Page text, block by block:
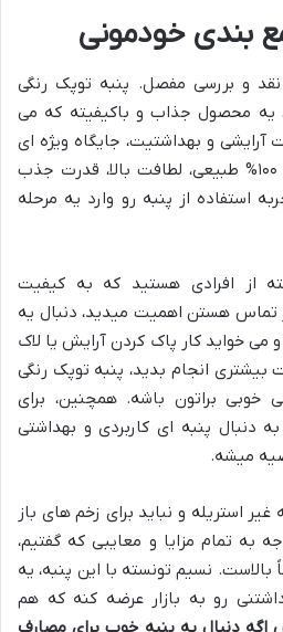
بندی خودمونی
و بررسی مفصل. پنبه توپک رنگی
یه محصول جذاب و باکیفیته که می
و بهداشتیت، جایگاه ویژه ای
پیدا کنه. این پنبه با الیاف ۱۰۰% طبیعی، لطافت بالا، قدرت جذب
استفاده از پنبه رو وارد یه مرحله
از افرادی هستید که به کیفیت
تماس هستن اهمیت میدید، دنبال یه
می خواید کار پاک کردن آرایش یا لاک
بیشتری انجام بدید، پنبه توپک رنگی
خوبی براتون باشه. همچنین، برای
دنبال پنبه ای کاربردی و بهداشتی
میشه.
غیر استریله و نباید برای زخم های باز
به تمام مزایا و معایبی که گفتیم،
نسیم تونسته با این پنبه، یه
رو به بازار عرضه کنه که هم